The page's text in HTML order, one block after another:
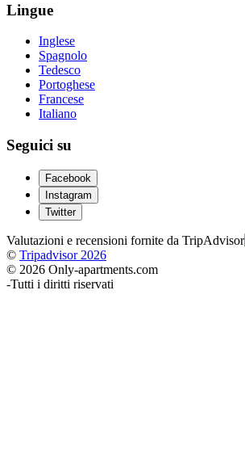
Lingue
Inglese
Spagnolo
Tedesco
Portoghese
Francese
Italiano
Seguici su
Facebook
Instagram
Twitter
Valutazioni e recensioni fornite da TripAdvisor
© Tripadvisor 2026
© 2026 Only-apartments.com
-Tutti i diritti riservati